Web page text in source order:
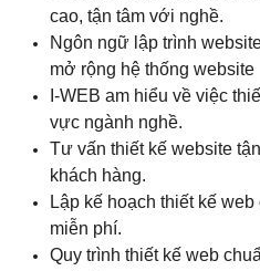
cao, tận tâm với nghề.
Ngôn ngữ lập trình
mở rộng hệ thống website
I-WEB am hiểu về việc
vực ngành nghề.
Tư vấn thiết kế website
khách hàng.
Lập kế hoạch thiết kế
miễn phí.
Quy trình thiết kế web